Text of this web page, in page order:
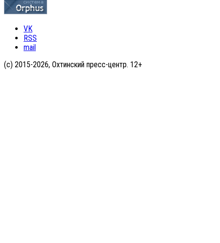
VK
RSS
mail
(с) 2015-2026, Охтинский пресс-центр. 12+